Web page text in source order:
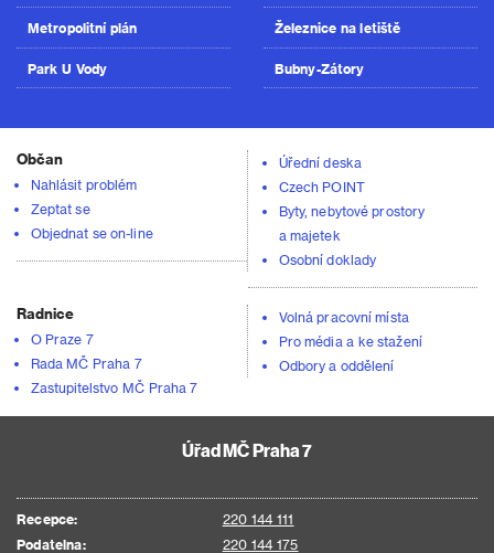
Metropolitní plán
Park U Vody
Železnice na letiště
Bubny-Zátory
Občan
Nahlásit problém
Zeptat se
Objednat se on-line
Úřední deska
Czech POINT
Byty, nebytové prostory
a majetek
Osobní doklady
Radnice
O Praze 7
Rada MČ Praha 7
Zastupitelstvo MČ Praha 7
Volná pracovní místa
Pro média a ke stažení
Odbory a oddělení
Úřad MČ Praha 7
Recepce:
220 144 111
Podatelna:
220 144 175